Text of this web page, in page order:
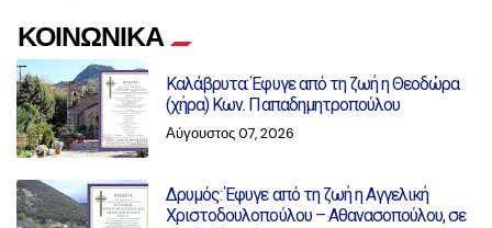
ΚΟΙΝΩΝΙΚΑ
Καλάβρυτα: Έφυγε από τη ζωή η Θεοδώρα
(χήρα) Κων. Παπαδημητροπούλου
Αύγουστος 07, 2026
Δρυμός: Έφυγε από τη ζωή η Αγγελική
Χριστοδουλοπούλου – Αθανασοπούλου, σε